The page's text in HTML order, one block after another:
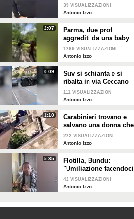
attivista: "Dove sei
torturato? Fai vedere i
39 VISUALIZZAZIONI
Antonio Izzo
2:07
Parma, due prof
aggrediti da una baby
gang, il sindacato:
"Quei ragazzi vadano a
1269 VISUALIZZAZIONI
Antonio Izzo
0:09
Suv si schianta e si
ribalta in via Ceccano
al centro di Caserta,
arrivano vigili e
111 VISUALIZZAZIONI
Antonio Izzo
1:10
Carabinieri trovano e
salvano una donna che
minaccia il suicidio a
Olbia
222 VISUALIZZAZIONI
Antonio Izzo
5:35
Flotilla, Bundu:
"Umiliazione facendoci
spogliare, incatenati
facendo terrorismo
42 VISUALIZZAZIONI
Antonio Izzo